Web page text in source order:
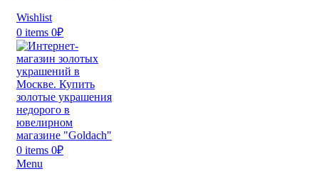
Wishlist
0 items 0₽
0 items 0₽
Menu